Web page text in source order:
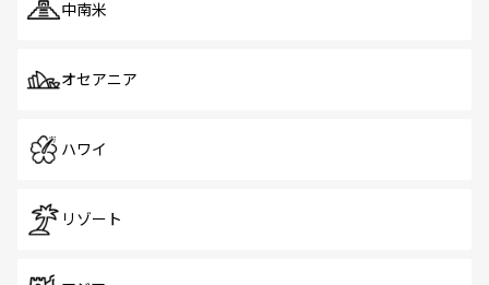
中南米
オセアニア
ハワイ
リゾート